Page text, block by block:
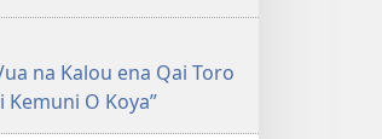
na Kalou ena Qai Toro
Kemuni O Koya”